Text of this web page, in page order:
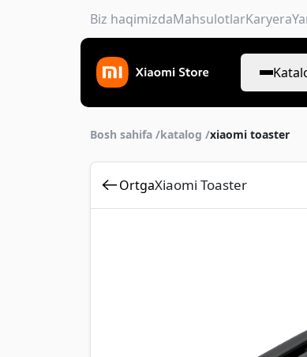
Biz haqimizdaMahsulotlarKaryera
Bosh sahifa /katalog /xiaomi toaster
OrtgaXiaomi Toaster